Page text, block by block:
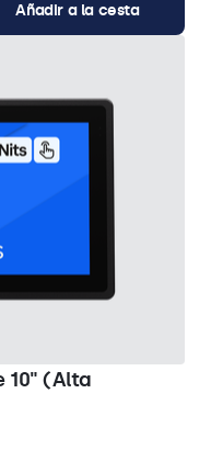
Añadir a la cesta
10" (Alta